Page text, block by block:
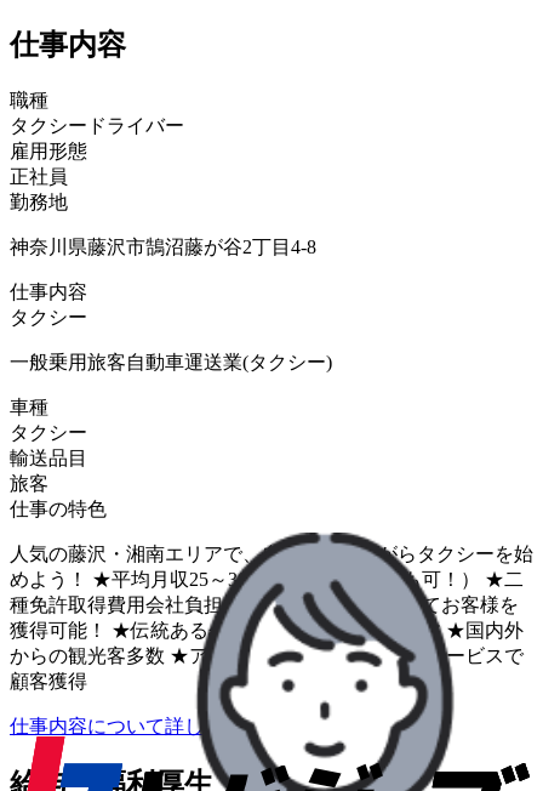
仕事内容
職種
タクシードライバー
雇用形態
正社員
勤務地
神奈川県藤沢市鵠沼藤が谷2丁目4-8
仕事内容
タクシー
一般乗用旅客自動車運送業(タクシー)
車種
タクシー
輸送品目
旅客
仕事の特色
人気の藤沢・湘南エリアで、自然を感じながらタクシーを始
めよう！ ★平均月収25～30万円（45万円以上も可！） ★二
種免許取得費用会社負担（※規定あり） 安定してお客様を
獲得可能！ ★伝統ある会社なので、お得意様多数 ★国内外
からの観光客多数 ★アプリ配車増加中 ★多様なサービスで
顧客獲得
仕事内容について詳しく知りたい
給与・福利厚生